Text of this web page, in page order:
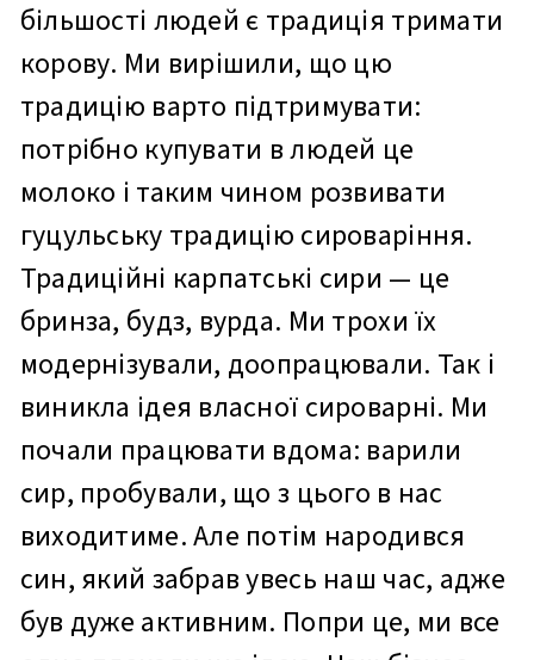
більшості людей є традиція тримати
корову. Ми вирішили, що цю
традицію варто підтримувати:
потрібно купувати в людей це
молоко і таким чином розвивати
гуцульську традицію сироваріння.
Традиційні карпатські сири — це
бринза, будз, вурда. Ми трохи їх
модернізували, доопрацювали. Так і
виникла ідея власної сироварні. Ми
почали працювати вдома: варили
сир, пробували, що з цього в нас
виходитиме. Але потім народився
син, який забрав увесь наш час, адже
був дуже активним. Попри це, ми все